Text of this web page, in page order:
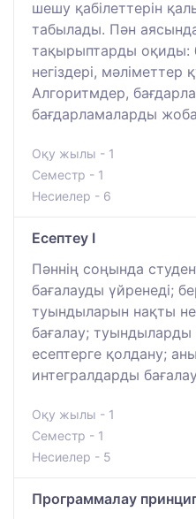
шешу қабілеттерін
табылады. Пән
тақырыптарды оқиды:
негіздері,
Алгоритмдер,
бағдарламаларды
Оқу жылы - 1
Семестр - 1
Несиелер - 6
Есептеу I
Пәннің соңында
бағалауды үйренеді;
туындыларын нақты
бағалау;
есептерге қолдану;
интегралдарды
Оқу жылы - 1
Семестр - 1
Несиелер - 5
Программалау